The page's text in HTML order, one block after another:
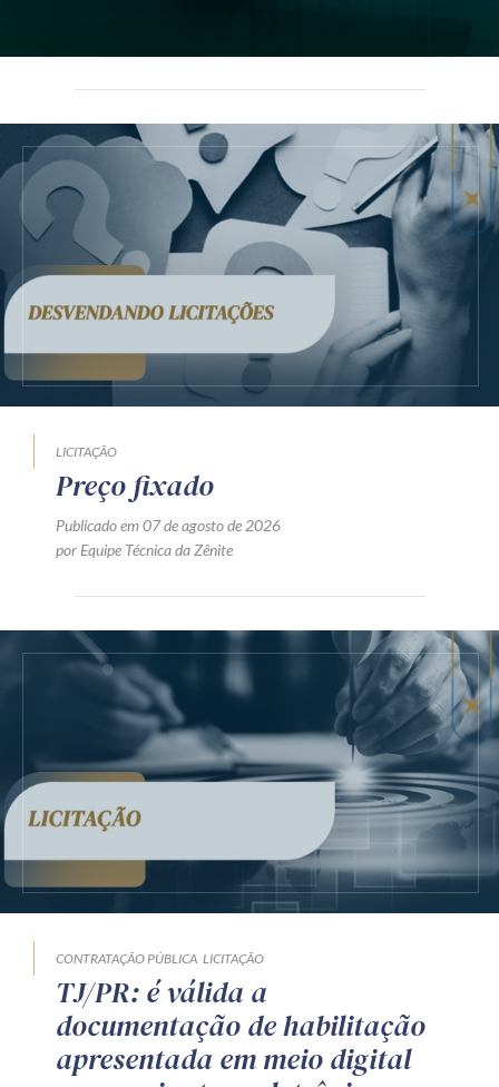
LICITAÇÃO
Preço fixado
Publicado em 07 de agosto de 2026
por Equipe Técnica da Zênite
CONTRATAÇÃO PÚBLICA LICITAÇÃO
TJ/PR: é válida a
documentação de habilitação
apresentada em meio digital